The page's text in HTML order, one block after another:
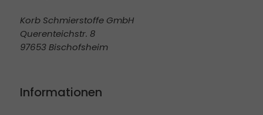
Korb Schmierstoffe GmbH
Querenteichstr. 8
97653 Bischofsheim
Informationen